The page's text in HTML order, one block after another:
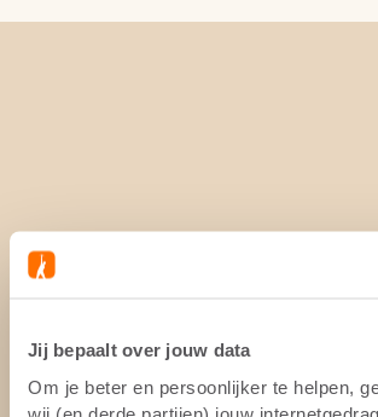
Jij bepaalt over jouw data
Om je beter en persoonlijker te helpen,
wij (en derde partijen) jouw